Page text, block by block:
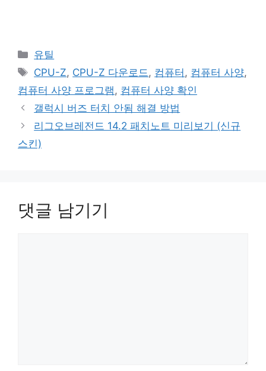
카
테
리
유틸
태
그
CPU-Z, CPU-Z 다운로드, 컴퓨터 , 컴퓨터 사양,
컴퓨터 사양 프로그램, 컴퓨터 사양 확인
갤럭시 버즈 터치 안됨 해결 방법
리그오브레전드 14.2 패치노트 미리보기 (신규
스킨)
댓글 남기기